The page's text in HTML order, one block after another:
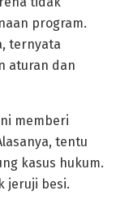
program.
ternyata
aturan dan
memberi
tentu
kasus hukum.
jeruji besi.